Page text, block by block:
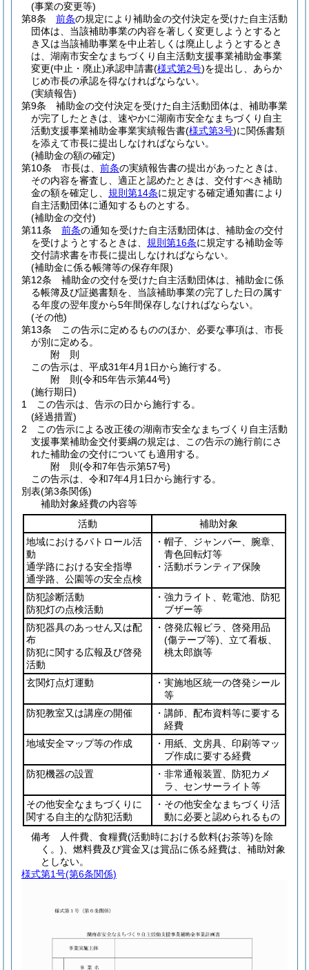
(事業の変更等)
第8条
前条の規定により補助金の交付決定を受けた自主活動
団体は、当該補助事業の内容を著しく変更しようとすると
き又は当該補助事業を中止若しくは廃止しようとするとき
は、湖南市安全なまちづくり自主活動支援事業補助金事業
変更(中止・廃止)承認申請書(様式第2号)を提出し、あらか
じめ市長の承認を得なければならない。
(実績報告)
第9条
補助金の交付決定を受けた自主活動団体は、補助事業
が完了したときは、速やかに湖南市安全なまちづくり自主
活動支援事業補助金事業実績報告書(様式第3号)に関係書類
を添えて市長に提出しなければならない。
(補助金の額の確定)
第10条
市長は、 前条の実績報告書の提出があったときは、
その内容を審査し、適正と認めたときは、交付すべき補助
金の額を確定し、 規則第14条に規定する確定通知書により
自主活動団体に通知するものとする。
(補助金の交付)
第11条
前条の通知を受けた自主活動団体は、補助金の交付
を受けようとするときは、 規則第16条に規定する補助金等
交付請求書を市長に提出しなければならない。
(補助金に係る帳簿等の保存年限)
第12条
補助金の交付を受けた自主活動団体は、補助金に係
る帳簿及び証拠書類を、当該補助事業の完了した日の属す
る年度の翌年度から5年間保存しなければならない。
(その他)
第13条
この告示に定めるもののほか、必要な事項は、市長
が別に定める。
附 則
この告示は、平成31年4月1日から施行する。
附 則(令和5年告示第44号)
(施行期日)
1
この告示は、告示の日から施行する。
(経過措置)
2
この告示による改正後の湖南市安全なまちづくり自主活動
支援事業補助金交付要綱の規定は、この告示の施行前にさ
れた補助金の交付についても適用する。
附 則(令和7年告示第57号)
この告示は、令和7年4月1日から施行する。
別表(第3条関係)
補助対象経費の内容等
活動
補助対象
地域におけるパトロール活
動
通学路における安全指導
通学路、公園等の安全点検
・帽子、ジャンパー、腕章、
青色回転灯等
・活動ボランティア保険
防犯診断活動
防犯灯の点検活動
・強力ライト、乾電池、防犯
ブザー等
防犯器具のあっせん又は配
布
防犯に関する広報及び啓発
活動
・啓発広報ビラ、啓発用品
(傷テープ等) 、立て看板、
桃太郎旗等
玄関灯点灯運動
・実施地区統一の啓発シール
等
防犯教室又は講座の開催
・講師、配布資料等に要する
経費
地域安全マップ等の作成
・用紙、文房具、印刷等マッ
プ作成に要する経費
防犯機器の設置
・非常通報装置、防犯カメ
ラ、センサーライト等
その他安全なまちづくりに
関する自主的な防犯活動
・その他安全なまちづくり活
動に必要と認められるもの
備考 人件費、食糧費(活動時における飲料(お茶等)を除
く。)、燃料費及び賞金又は賞品に係る経費は、補助対象
としない。
様式第1号(第6条関係)